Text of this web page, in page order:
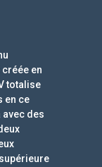
créée en
totalise
en ce
avec des